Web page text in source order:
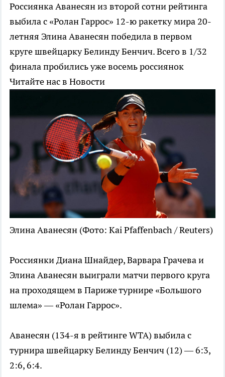
Россиянка Аванесян из второй сотни рейтинга
выбила с «Ролан Гаррос» 12-ю ракетку мира 20-
летняя Элина Аванесян победила в первом
круге швейцарку Белинду Бенчич. Всего в 1/32
финала пробились уже восемь россиянок
Читайте нас в Новости
Элина Аванесян (Фото: Kai Pfaffenbach / Reuters)
Россиянки Диана Шнайдер, Варвара Грачева и
Элина Аванесян выиграли матчи первого круга
на проходящем в Париже турнире «Большого
шлема» — «Ролан Гаррос».
Аванесян (134-я в рейтинге WTA) выбила с
турнира швейцарку Белинду Бенчич (12) — 6:3,
2:6, 6:4.